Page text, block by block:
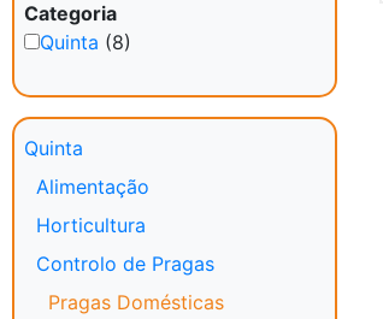
Categoria
Quinta (8)
Quinta
Alimentação
Horticultura
Controlo de Pragas
Pragas Domésticas